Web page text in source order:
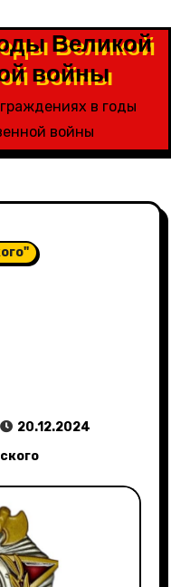
Великой
войны
в годы
войны
20.12.2024